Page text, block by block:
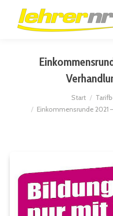
Sie befinden sich hier:Start
Einkommensrunde 2021